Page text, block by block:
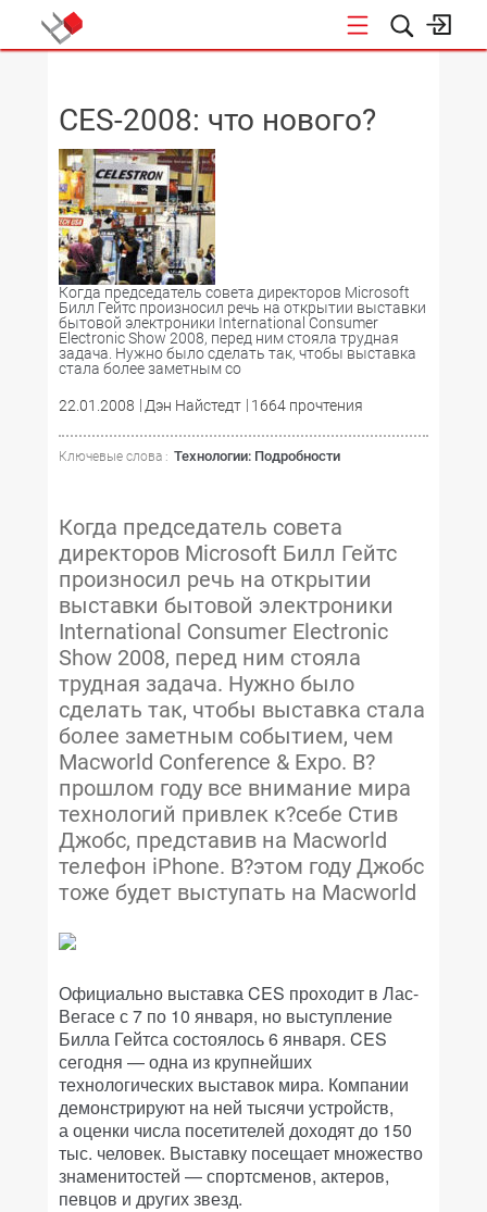
CES-2008: что нового?
Когда председатель совета директоров Microsoft
Билл Гейтс произносил речь на открытии выставки
бытовой электроники International Consumer
Electronic Show 2008, перед ним стояла трудная
задача. Нужно было сделать так, чтобы выставка
стала более заметным со
22.01.2008 Дэн Найстедт 1664 прочтения
Ключевые слова : Технологии: Подробности
Когда председатель совета
директоров Microsoft Билл Гейтс
произносил речь на открытии
выставки бытовой электроники
International Consumer Electronic
Show 2008, перед ним стояла
трудная задача. Нужно было
сделать так, чтобы выставка стала
более заметным событием, чем
Macworld Conference & Expo. В?
прошлом году все внимание мира
технологий привлек к?себе Стив
Джобс, представив на Macworld
телефон iPhone. В?этом году Джобс
тоже будет выступать на Macworld
Официально выставка CES проходит в Лас-
Вегасе с 7 по 10 января, но выступление
Билла Гейтса состоялось 6 января. CES
сегодня — одна из крупнейших
технологических выставок мира. Компании
демонстрируют на ней тысячи устройств,
а оценки числа посетителей доходят до 150
тыс. человек. Выставку посещает множество
знаменитостей — спортсменов, актеров,
певцов и других звезд.